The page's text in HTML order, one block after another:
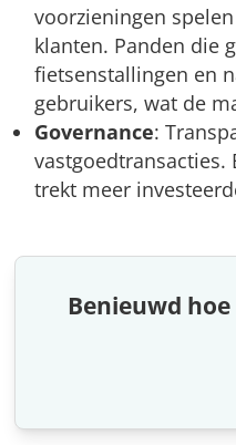
voorzieningen
klanten. Panden die
fietsenstallingen en
gebruikers, wat de
Governance:
trekt meer
Benieuwd